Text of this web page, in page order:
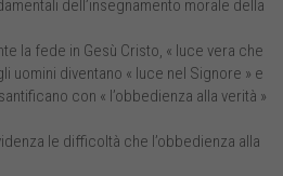
dell’insegnamento morale della
la fede in Gesù Cristo, « luce vera che
uomini diventano « luce nel Signore » e
con « l’obbedienza alla verità »
le difficoltà che l’obbedienza alla